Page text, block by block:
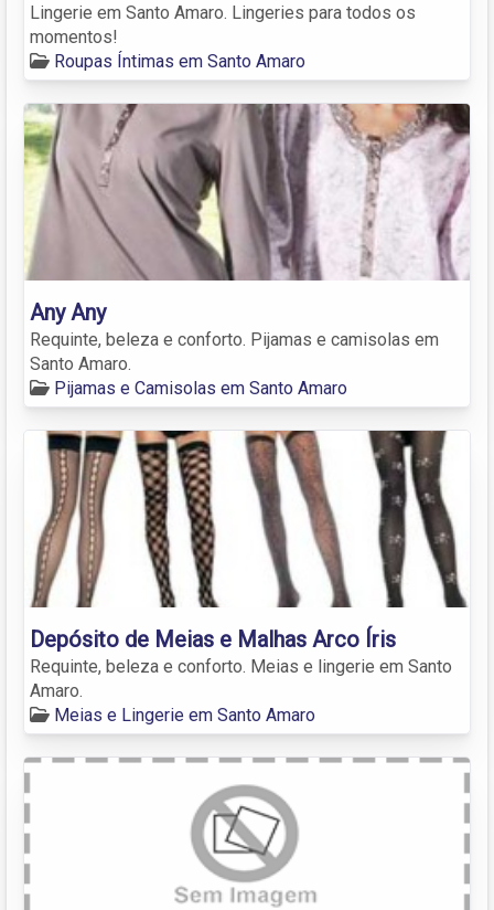
Lingerie em Santo Amaro. Lingeries para todos os
momentos!
Roupas Íntimas em Santo Amaro
Any Any
Requinte, beleza e conforto. Pijamas e camisolas em
Santo Amaro.
Pijamas e Camisolas em Santo Amaro
Depósito de Meias e Malhas Arco Íris
Requinte, beleza e conforto. Meias e lingerie em Santo
Amaro.
Meias e Lingerie em Santo Amaro